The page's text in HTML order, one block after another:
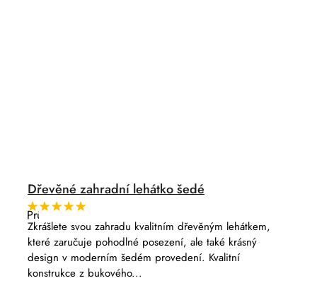
Dřevěné zahradní lehátko šedé
Průměrné
hodnocení
produktu
je
5,0
z
5
Zkrášlete svou zahradu kvalitním dřevěným lehátkem,
které zaručuje pohodlné posezení, ale také krásný
design v moderním šedém provedení. Kvalitní
konstrukce z bukového...